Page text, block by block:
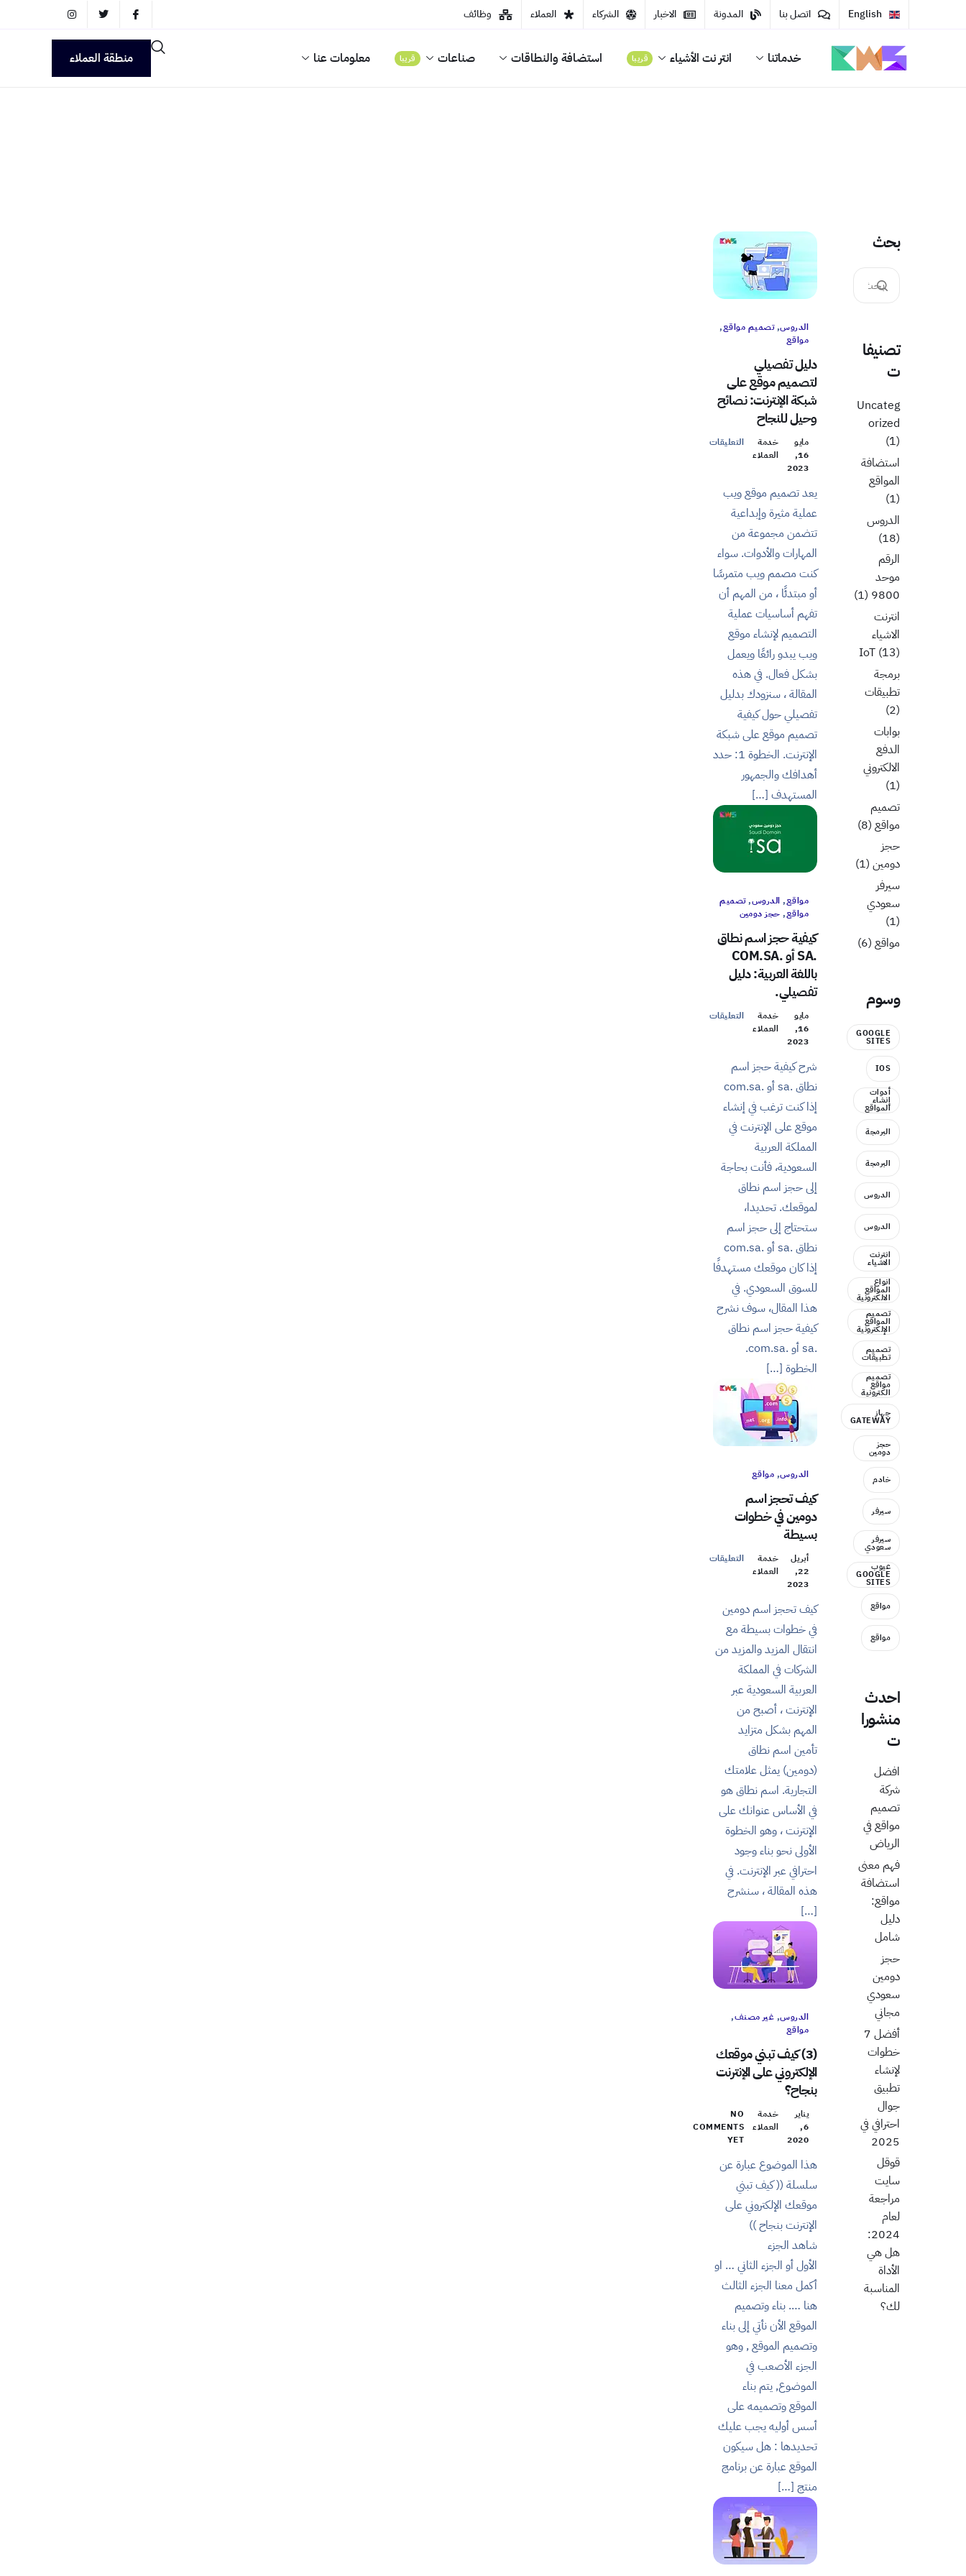
English اتصل بنا المدونة الاخبار الشركاء العملاء وظائف
خدماتنا قريبا انتر نت الأشياء استضافة والنطاقات قريبا صناعات معلومات عنا منطقة العملاء
الدروس,تصميم مواقع,
مواقع
دليل تفصيلي
لتصميم موقع على
شبكة الإنترنت: نصائح
وحيل للنجاح
مايو
16,
2023
خدمة
العملاء
التعليقات
يعد تصميم موقع ويب
عملية مثيرة وإبداعية
تتضمن مجموعة من
المهارات والأدوات. سواء
كنت مصمم ويب متمرسًا
أو مبتدئًا ، من المهم أن
تفهم أساسيات عملية
التصميم لإنشاء موقع
ويب يبدو رائعًا ويعمل
بشكل فعال. في هذه
المقالة ، سنزودك بدليل
تفصيلي حول كيفية
تصميم موقع على شبكة
الإنترنت. الخطوة 1: حدد
أهدافك والجمهور
المستهدف […]
مواقع, الدروس,تصميم
مواقع, حجز دومين
كيفية حجز اسم نطاق
.SA أو .COM.SA
باللغة العربية: دليل
تفصيلي.
مايو
16,
2023
خدمة
العملاء
التعليقات
شرح كيفية حجز اسم
نطاق .sa أو .com.sa
إذا كنت ترغب في إنشاء
موقع على الإنترنت في
المملكة العربية
السعودية، فأنت بحاجة
إلى حجز اسم نطاق
لموقعك. تحديدا،
ستحتاج إلى حجز اسم
نطاق .sa أو .com.sa
إذا كان موقعك مستهدفًا
للسوق السعودي. في
هذا المقال، سوف نشرح
كيفية حجز اسم نطاق
.sa أو .com.sa.
الخطوة […]
الدروس, مواقع
كيف تحجز اسم
دومين في خطوات
بسيطة
أبريل
22,
2023
خدمة
العملاء
التعليقات
كيف تحجز اسم دومين
في خطوات بسيطة مع
انتقال المزيد والمزيد من
الشركات في المملكة
العربية السعودية عبر
الإنترنت ، أصبح من
المهم بشكل متزايد
تأمين اسم نطاق
(دومين) يمثل علامتك
التجارية. اسم نطاق هو
في الأساس عنوانك على
الإنترنت ، وهو الخطوة
الأولى نحو بناء وجود
احترافي عبر الإنترنت. في
هذه المقالة ، سنشرح
[…]
الدروس, غير مصنف,
مواقع
(3) كيف تبني موقعك
الإلكتروني على الإنترنت
بنجاح؟
يناير
6,
2020
خدمة
العملاء
NO
COMMENTS
YET
هذا الموضوع عبارة عن
سلسلة (( كيف تبني
موقعك الإلكتروني على
الإنترنت بنجاح ))
شاهد الجزء
الأول أو الجزء الثاني … او
أكمل معنا الجزء الثالث
هنا …. بناء وتصميم
الموقع الأن نأتي إلى بناء
وتصميم الموقع , وهو
الجزء الأصعب في
الموضوع, يتم بناء
الموقع وتصميمه على
أسس أوليه يجب عليك
تحديدها : هل سيكون
الموقع عبارة عن برنامج
منتج […]
بحث
تصنيفا
ت
Uncateg
orized
(1)
استضافة
المواقع
(1)
الدروس
(18)
الرقم
موحد
9800
(1)
انترنت
الاشياء
IoT (13)
برمجة
تطبيقات
(2)
بوابات
الدفع
الالكتروني
(1)
تصميم
مواقع (8)
حجز
دومين (1)
سيرفر
سعودي
(1)
مواقع (6)
وسوم
GOOGLE
SITES
IOS
أدوات
إنشاء
المواقع
البرمجة
البرمجة
الدروس
الدروس
انترنت
الاشياء
انواع
المواقع
الالكترونية
تصميم
المواقع
الإلكترونية
تصميم
تطبيقات
تصميم
مواقع
الكترونية
جهاز
GATEWAY
حجز
دومين
خادم
سيرفر
سيرفر
سعودي
عيوب
GOOGLE
SITES
مواقع
مواقع
احدث
منشورا
ت
افضل
شركة
تصميم
مواقع في
الرياض
فهم معنى
استضافة
مواقع:
دليل
شامل
حجز
دومين
سعودي
مجاني
أفضل 7
خطوات
لإنشاء
تطبيق
جوال
احترافي في
2025
قوقل
سايت
مراجعة
لعام
2024:
هل هي
الأداة
المناسبة
لك؟